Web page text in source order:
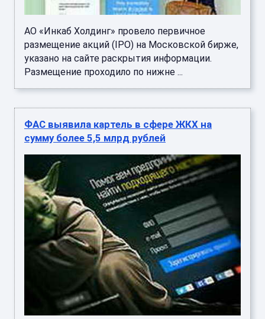
АО «Инкаб Холдинг» провело первичное
размещение акций (IPO) на Московской бирже,
указано на сайте раскрытия информации.
Размещение проходило по нижне ...
ФАС выявила картель в сфере ЖКХ на
сумму более 5,5 млрд рублей